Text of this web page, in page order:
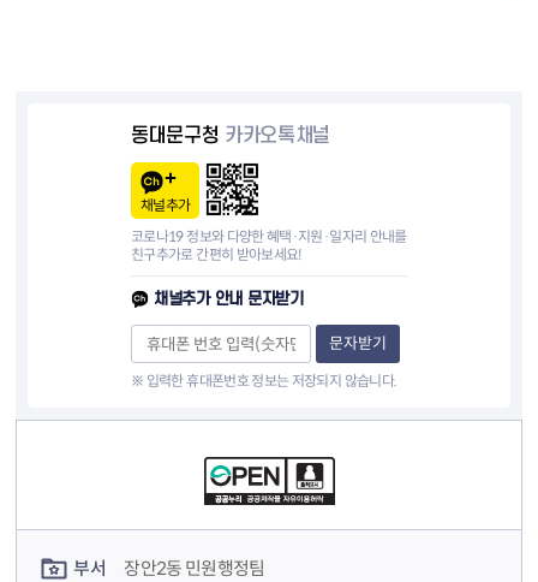
동대문구청 카카오톡채널
채널추가
코로나19 정보와 다양한 혜택·지원·일자리 안내를
친구추가로 간편히 받아보세요!
채널추가 안내 문자받기
문자받기
※ 입력한 휴대폰번호 정보는 저장되지 않습니다.
부서
장안2동 민원행정팀